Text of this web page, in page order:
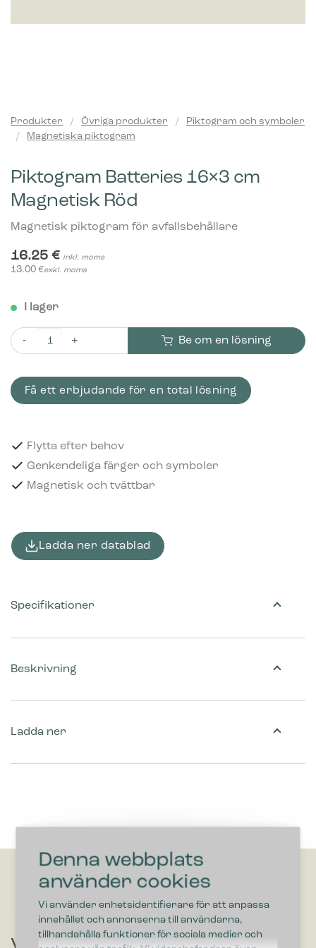
Denna webbplats
använder cookies
Vi använder enhetsidentifierare för att anpassa
innehållet och annonserna till användarna,
tillhandahålla funktioner för sociala medier och
Produkter / Övriga produkter /
Piktogram och symboler
/
Magnetiska piktogram
Piktogram Batteries 16×3 cm
Magnetisk Röd
Magnetisk piktogram för avfallsbehållare
16.25 € inkl. moms
13.00 €exkl. moms
I lager
Piktogram Batteries 16x3 cm Magnetisk Röd mängd
Be om en lösning
Få ett erbjudande för en total lösning
Flytta efter behov
Genkendeliga färger och symboler
Magnetisk och tvättbar
Ladda ner datablad
Beskrivning
Ladda ner
Specifikationer